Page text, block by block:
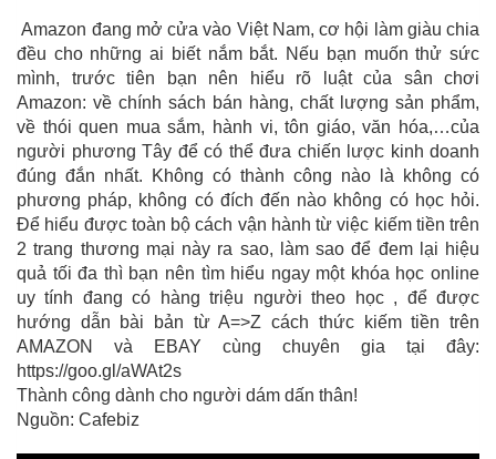
Amazon đang mở cửa vào Việt Nam, cơ hội làm giàu chia
đều cho những ai biết nắm bắt. Nếu bạn muốn thử sức
mình, trước tiên bạn nên hiểu rõ luật của sân chơi
Amazon: về chính sách bán hàng, chất lượng sản phẩm,
về thói quen mua sắm, hành vi, tôn giáo, văn hóa,…của
người phương Tây để có thể đưa chiến lược kinh doanh
đúng đắn nhất. Không có thành công nào là không có
phương pháp, không có đích đến nào không có học hỏi.
Để hiểu được toàn bộ cách vận hành từ việc kiếm tiền trên
2 trang thương mại này ra sao, làm sao để đem lại hiệu
quả tối đa thì bạn nên tìm hiểu ngay một khóa học online
uy tính đang có hàng triệu người theo học , để được
hướng dẫn bài bản từ A=>Z cách thức kiếm tiền trên
AMAZON và EBAY cùng chuyên gia tại đây:
https://goo.gl/aWAt2s
Thành công dành cho người dám dấn thân!
Nguồn: Cafebiz